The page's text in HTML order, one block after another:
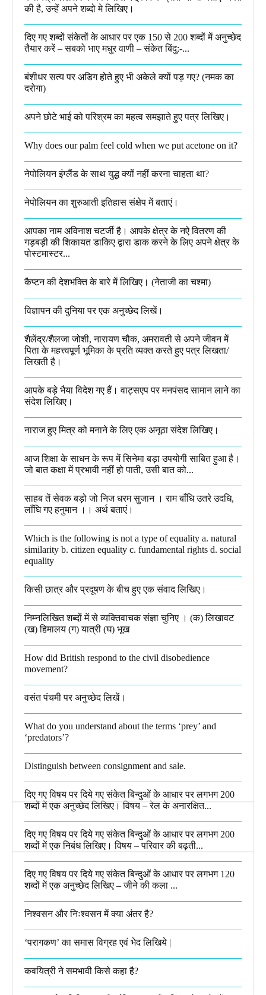
की है, उन्हें अपने शब्दो मे लिखिए।
दिए गए शब्दों संकेतों के आधार पर एक 150 से 200 शब्दों में अनुच्छेद
तैयार करें – सबको भाए मधुर वाणी – संकेत बिंदु:-...
बंशीधर सत्य पर अडिग होते हुए भी अकेले क्यों पड़ गए? (नमक का
दरोगा)
अपने छोटे भाई को परिश्रम का महत्व समझाते हुए पत्र लिखिए।
Why does our palm feel cold when we put acetone on it?
नेपोलियन इंग्लैंड के साथ युद्ध क्यों नहीं करना चाहता था​?
नेपोलियन का शुरुआती इतिहास संक्षेप में बताएं।
आपका नाम अविनाश चटर्जी है। आपके क्षेत्र के नऐ वितरण की
गड़बड़ी की शिकायत डाकिए द्वारा डाक करने के लिए अपने क्षेत्र के
पोस्टमास्टर...
कैप्टन की देशभक्ति के बारे में लिखिए।​ (नेताजी का चश्मा)
विज्ञापन की दुनिया पर एक अनुच्छेद लिखें।
शैलेंद्र/शैलजा जोशी, नारायण चौक, अमरावती से अपने जीवन में
पिता के महत्त्वपूर्ण भूमिका के प्रति व्यक्त करते हुए पत्र लिखता/
लिखती है।​
आपके बड़े भैया विदेश गए हैं। वाट्सएप पर मनपंसद सामान लाने का
संदेश लिखिए।
नाराज हुए मित्र को मनाने के लिए एक अनूठा संदेश लिखिए।
आज शिक्षा के साधन के रूप में सिनेमा बड़ा उपयोगी साबित हुआ है।
जो बात कक्षा में प्रभावी नहीं हो पाती, उसी बात को...
साहब तें सेवक बड़ो जो निज धरम सुजान । राम बाँधि उतरे उदधि,
लाँघि गए हनुमान ।।​ अर्थ बताएं।
Which is the following is not a type of equality a. natural
similarity b. citizen equality c. fundamental rights d. social
equality​
किसी छात्र और प्रदूषण के बीच हुए एक संवाद लिखिए।​
निम्नलिखित शब्दों में से व्यक्तिवाचक संज्ञा चुनिए । (क) लिखावट
(ख) हिमालय (ग) यात्री (घ) भूख​
How did British respond to the civil disobedience
movement?
वसंत पंचमी पर अनुच्छेद लिखें।
What do you understand about the terms ‘prey’ and
‘predators’?​
Distinguish between consignment and sale.
दिए गए विषय पर दिये गए संकेत बिन्दुओं के आधार पर लगभग 200
शब्दों में एक अनुच्छेद लिखिए। विषय – रेल के अनारक्षित...
दिए गए विषय पर दिये गए संकेत बिन्दुओं के आधार पर लगभग 200
शब्दों में एक निबंध लिखिए। विषय – परिवार की बढ़ती...
दिए गए विषय पर दिये गए संकेत बिन्दुओं के आधार पर लगभग 120
शब्दों में एक अनुच्छेद लिखिए – जीने की कला ...
निश्वसन और निःश्वसन में क्या अंतर है?
‘परागकण’ का समास विग्रह एवं भेद लिखिये |
कवयित्री ने समभावी किसे कहा है?